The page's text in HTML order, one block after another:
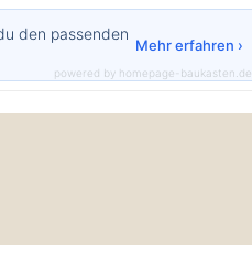
den passenden
Mehr erfahren ›
powered by homepage-baukasten.de